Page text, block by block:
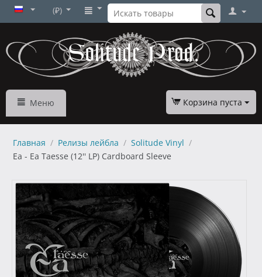
(₽)
Меню Корзина пуста
Главная / Релизы лейбла / Solitude Vinyl /
Ea - Ea Taesse (12'' LP) Cardboard Sleeve